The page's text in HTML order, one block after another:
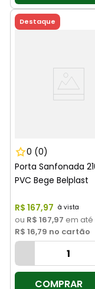
Destaque
0 (0)
Porta Sanfonada
PVC Bege Belplast
R$ 167,97
ou R$ 167,97 em até
R$ 16,79 no cartão
COMPRAR